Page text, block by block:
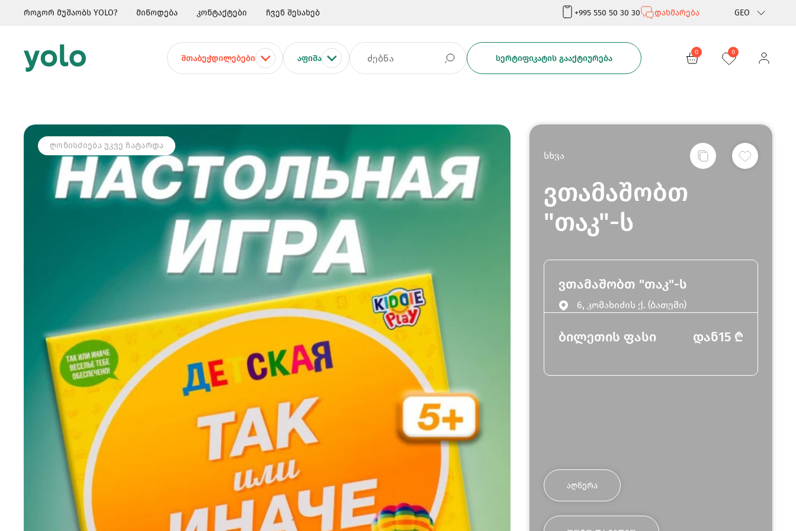
როგორ მუშაობს YOLO? მიწოდება კონტაქტები ჩვენ შესახებ +995 550 50 30 30 დახმარება GEO
Rus
ᲨᲗᲐᲑᲔᲭᲓᲘᲚᲔᲑᲔᲑᲘ ᲐᲤᲘᲨᲐ ᲡᲔᲠᲢᲘᲤᲘᲙᲐᲢᲘᲡ ᲒᲐᲐᲥᲢᲘᲣᲠᲔᲑᲐ
0 0
ᲦᲝᲜᲘᲡᲫᲘᲔᲑᲐ ᲣᲙᲕᲔ ᲩᲐᲢᲐᲠᲓᲐ
სხვა
ვთამაშობთ
"თაკ"-ს
ვთამაშობთ "თაკ"-ს
6, კომახიძის ქ. (ბათუმი)
ბილეთის ფასი დან15 ₾
ᲐᲦᲬᲔᲠᲐ